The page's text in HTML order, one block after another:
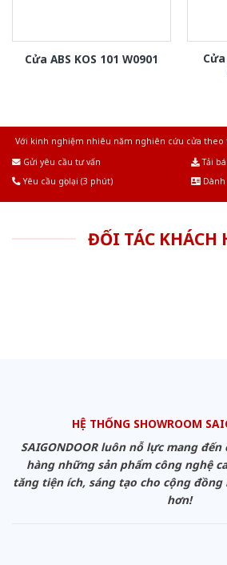
Cửa ABS KOS 101 W0901
Với kinh nghiệm nhiêu năm nghiên cứu cửa theo
Gửi yêu cầu tư vấn
Tải
Yêu cầu gọi lại (3 phút)
ĐỐI TÁC KHÁCH
HỆ THỐNG SHOWROOM
SAIGONDOOR luôn nỗ lực mang
hàng những sản phẩm công nghệ
tăng tiện ích, sáng tạo cho cộng
hơn!